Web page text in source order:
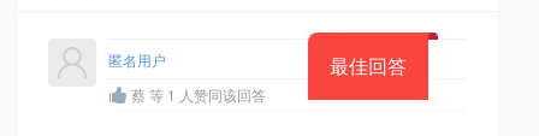
最佳回答
匿名用户
蔡 等 1 人赞同该回答